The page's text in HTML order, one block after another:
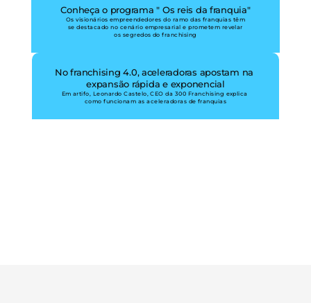
Conheça o programa " Os reis da franquia"
Os visionários empreendedores do ramo das franquias têm
se destacado no cenário empresarial e prometem revelar
os segredos do franchising
No franchising 4.0, aceleradoras apostam na
expansão rápida e exponencial
Em artifo, Leonardo Castelo, CEO da 300 Franchising explica
como funcionam as aceleradoras de franquias